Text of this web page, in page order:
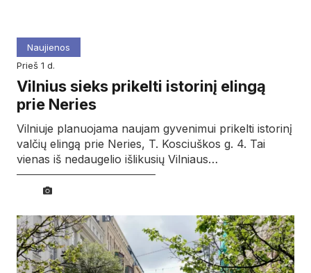
Naujienos
prieš 1 d.
Vilnius sieks prikelti istorinį elingą
prie Neries
Vilniuje planuojama naujam gyvenimui prikelti istorinį
valčių elingą prie Neries, T. Kosciuškos g. 4. Tai
vienas iš nedaugelio išlikusių Vilniaus…